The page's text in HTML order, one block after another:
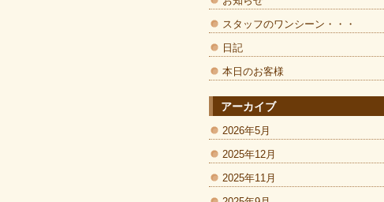
スタッフのワンシーン・・・
日記
本日のお客様
アーカイブ
2026年5月
2025年12月
2025年11月